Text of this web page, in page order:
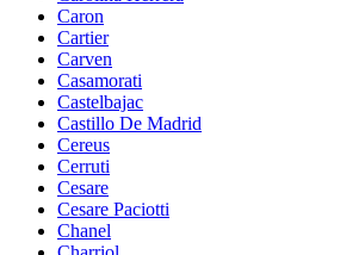
Caron
Cartier
Carven
Casamorati
Castelbajac
Castillo De Madrid
Cereus
Cerruti
Cesare
Cesare Paciotti
Chanel